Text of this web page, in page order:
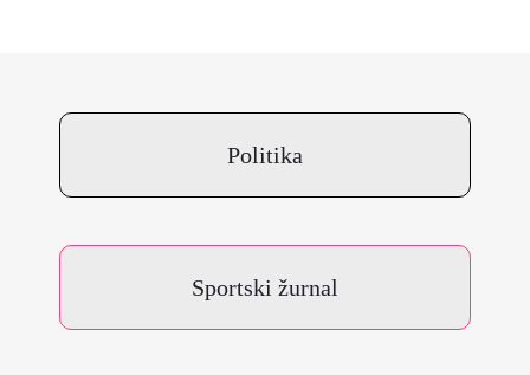
Politika
Sportski žurnal